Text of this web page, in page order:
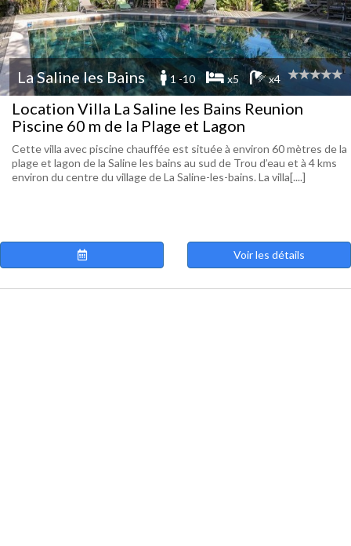
La Saline les Bains 1 -10 x5 x4
Location Villa La Saline les Bains Reunion
Piscine 60 m de la Plage et Lagon
Cette villa avec piscine chauffée est située à environ 60 mètres de la
plage et lagon de la Saline les bains au sud de Trou d’eau et à 4 kms
environ du centre du village de La Saline-les-bains. La villa[....]
Voir les détails